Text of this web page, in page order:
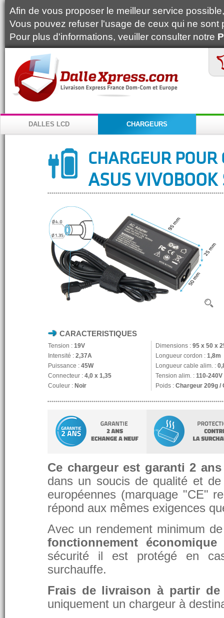
Afin de vous proposer le meilleur service
Vous pouvez refuser l'usage de ceux qui ne
Pour plus d'informations, veuiller consulter notre
DALLES LCD CHARGEURS
CHARGEUR
ASUS
CARACTERISTIQUES
Tension : 19V Dimensions : 95 x 50 x
Intensité : 2,37A Longueur cordon : 1,8m
Puissance : 45W Longueur cable alim. :
Connecteur : 4,0 x 1,35 Tension alim. : 110-240V
Couleur : Noir Poids : Chargeur 209g /
Ce chargeur est garanti 2 ans
dans un soucis de qualité et
européennes (marquage "CE"
répond aux mêmes exigences
Avec un rendement minimum
fonctionnement
sécurité il est protégé en
surchauffe.
Frais de livraison à partir de
uniquement un chargeur à